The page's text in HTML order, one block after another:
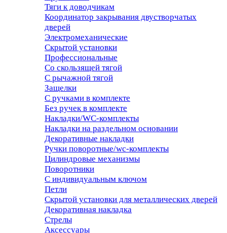
Тяги к доводчикам
Координатор закрывания двустворчатых
дверей
Электромеханические
Скрытой установки
Профессиональные
Со скользящей тягой
С рычажной тягой
Защелки
С ручками в комплекте
Без ручек в комплекте
Накладки/WC-комплекты
Накладки на раздельном основании
Декоративные накладки
Ручки поворотные/wc-комплекты
Цилиндровые механизмы
Поворотники
С индивидуальным ключом
Петли
Скрытой установки для металлических дверей
Декоративная накладка
Стрелы
Аксессуары